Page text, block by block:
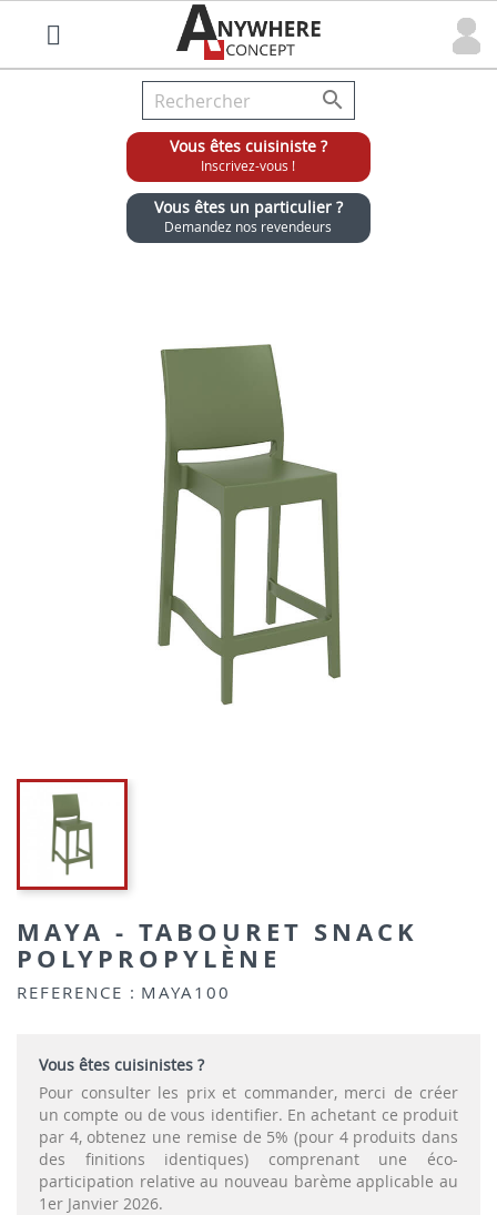

Vous êtes cuisiniste ?
Inscrivez-vous !
Vous êtes un particulier ?
Demandez nos revendeurs
MAYA - TABOURET SNACK
POLYPROPYLÈNE
REFERENCE : MAYA100
Vous êtes cuisinistes ?
Pour consulter les prix et commander, merci de créer
un compte ou de vous identifier. En achetant ce produit
par 4, obtenez une remise de 5% (pour 4 produits dans
des finitions identiques) comprenant une éco-
participation relative au nouveau barème applicable au
1er Janvier 2026.